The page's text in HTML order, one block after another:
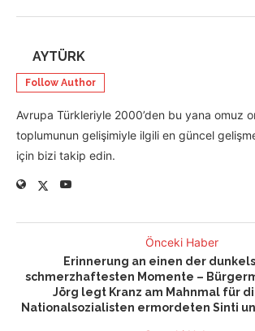
AYTÜRK
Follow Author
Avrupa Türkleriyle 2000’den bu yana omuz
toplumunun gelişimiyle ilgili en güncel
için bizi takip edin.
Önceki Haber
Erinnerung an einen der
schmerzhaftesten Momente –
Jörg legt Kranz am Mahnmal für
Nationalsozialisten ermordeten Sinti